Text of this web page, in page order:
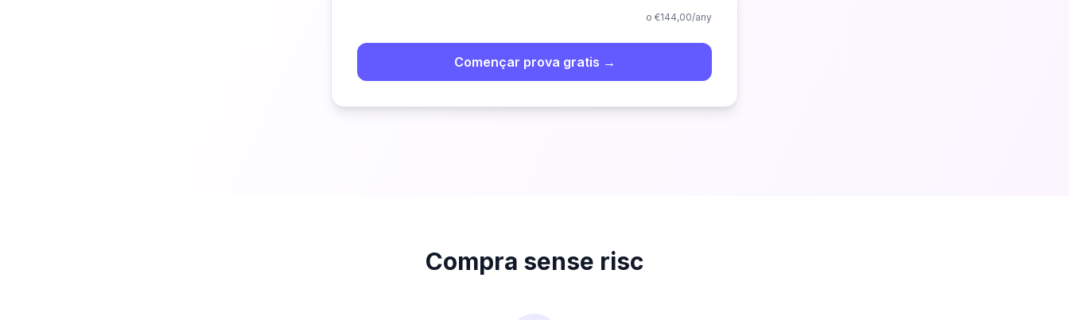
o €144,00/any
Començar prova gratis →
Compra sense risc